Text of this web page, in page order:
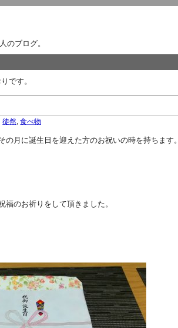
のブログ。
です。
徒然 食べ物
の月に誕生日を迎えた方のお祝いの時を持ちます。
のお祈りをして頂きました。